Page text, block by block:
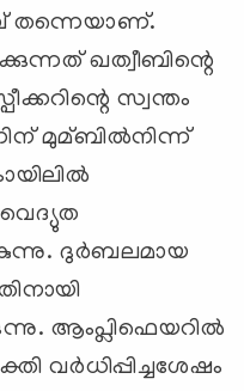
തന്നെയാണ്.
ഖത്വീബിന്റെ
സ്വന്തം
മുമ്ബില്‍നിന്ന്
ദുര്‍ബലമായ
ആംപ്ലിഫെയറില്‍
വര്‍ധിപ്പിച്ചശേഷം